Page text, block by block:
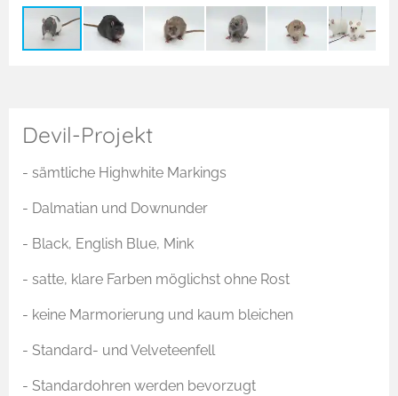
Devil-Projekt
- sämtliche Highwhite Markings
- Dalmatian und Downunder
- Black, English Blue, Mink
- satte, klare Farben möglichst ohne Rost
- keine Marmorierung und kaum bleichen
- Standard- und Velveteenfell
- Standardohren werden bevorzugt